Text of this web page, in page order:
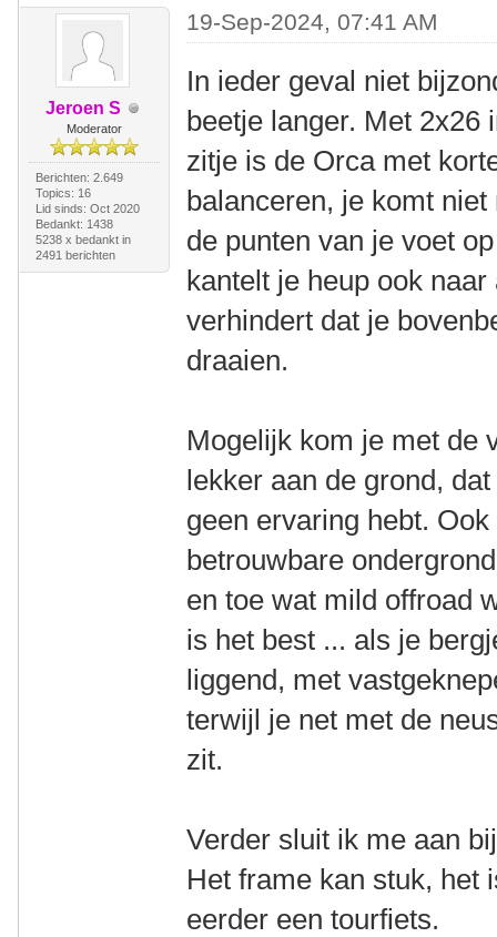
Jeroen S
Moderator
Berichten: 2.649
Topics: 16
Lid sinds: Oct 2020
Bedankt: 1438
5238 x bedankt in
2491 berichten
19-Sep-2024, 07:41 AM
In ieder geval niet
beetje langer. Met 2x26
zitje is de Orca met
balanceren, je komt
de punten van je voet
kantelt je heup ook
verhindert dat je
draaien.
Mogelijk kom je met de
lekker aan de grond,
geen ervaring hebt.
betrouwbare
en toe wat mild offroad
is het best ... als je
liggend, met
terwijl je net met de
zit.
Verder sluit ik me aan
Het frame kan stuk, het
eerder een tourfiets.